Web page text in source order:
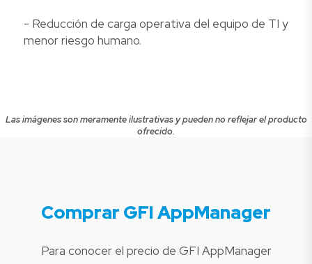
- Reducción de carga operativa del equipo de TI y
menor riesgo humano.
Las imágenes son meramente ilustrativas y pueden no reflejar el producto
ofrecido.
Comprar GFI AppManager
Para conocer el precio de GFI AppManager